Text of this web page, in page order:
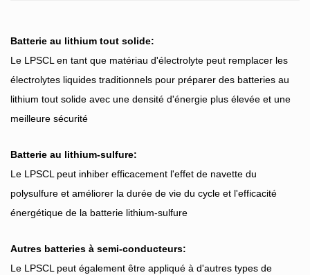
Batterie au lithium tout solide:
Le LPSCL en tant que matériau d'électrolyte peut remplacer les
électrolytes liquides traditionnels pour préparer des batteries au
lithium tout solide avec une densité d'énergie plus élevée et une
meilleure sécurité
Batterie au lithium-sulfure:
Le LPSCL peut inhiber efficacement l'effet de navette du
polysulfure et améliorer la durée de vie du cycle et l'efficacité
énergétique de la batterie lithium-sulfure
Autres batteries à semi-conducteurs:
Le LPSCL peut également être appliqué à d'autres types de